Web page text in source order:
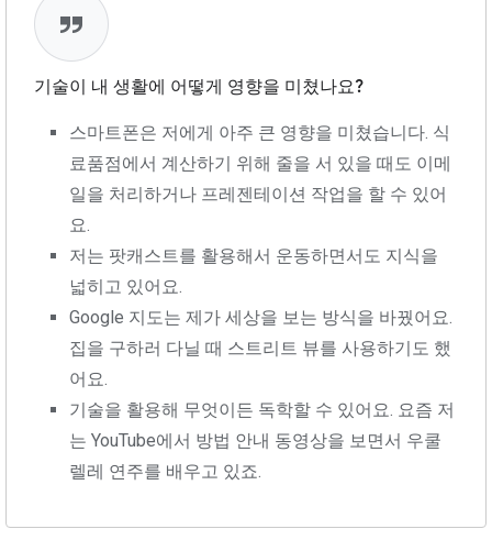
기술이 내 생활에 어떻게 영향을 미쳤나요?
스마트폰은 저에게 아주 큰 영향을 미쳤습니다. 식
료품점에서 계산하기 위해 줄을 서 있을 때도 이메
일을 처리하거나 프레젠테이션 작업을 할 수 있어
요.
저는 팟캐스트를 활용해서 운동하면서도 지식을
넓히고 있어요.
Google 지도는 제가 세상을 보는 방식을 바꿨어요.
집을 구하러 다닐 때 스트리트 뷰를 사용하기도 했
어요.
기술을 활용해 무엇이든 독학할 수 있어요. 요즘 저
는 YouTube에서 방법 안내 동영상을 보면서 우쿨
렐레 연주를 배우고 있죠.